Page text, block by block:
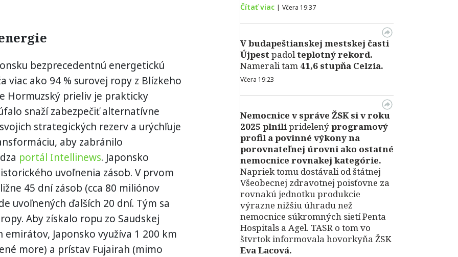
bezprecedentnú energetickú
viac ako 94 % surovej ropy z Blízkeho
Hormuzský prieliv je prakticky
snaží zabezpečiť alternatívne
strategických rezerv a urýchľuje
aby zabránilo
portál Intellinews. Japonsko
uvoľnenia zásob. V prvom
45 dní zásob (cca 80 miliónov
uvoľnených ďalších 20 dní. Tým sa
Aby získalo ropu zo Saudskej
Japonsko využíva 1 200 km
more) a prístav Fujairah (mimo
Čítať viac | Včera 19:37
Vbudapeštianskej mestskej časti
Újpestpadolteplotný rekord.
Namerali tam 41,6 stupňa Celzia.
Včera 19:23
Nemocnice v správe ŽSK si v roku
2025 plnilipridelenýprogramový
profil a povinné výkony na
porovnateľnej úrovni ako ostatné
nemocnice rovnakej kategórie.
Napriek tomu dostávali od štátnej
Všeobecnej zdravotnej poisťovne za
rovnakú jednotku produkcie
výrazne nižšiu úhradu než
nemocnice súkromných sietí Penta
Hospitals a Agel. TASR o tom vo
štvrtok informovala hovorkyňa ŽSK
Eva Lacová.